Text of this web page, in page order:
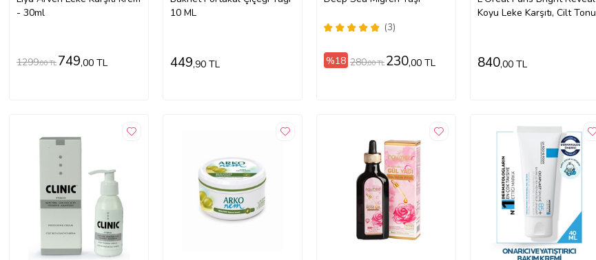
- 30ml
1299,00 TL 749,00 TL
10 ML
449,90 TL
(3)
%18 280,00 TL 230,00 TL
Koyu Leke Karşıtı, Cilt Tonu
840,00 TL